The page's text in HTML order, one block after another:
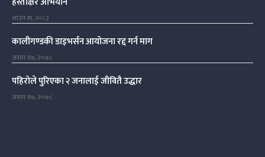
साउन १९, २०८३
कालीगण्डकी डाइभर्सन आयोजना रद्द गर्न माग
असार १७, २०७८
पहिरोले पुरिएका २ जनालाई जीवितै उद्धार
असार १७, २०७८